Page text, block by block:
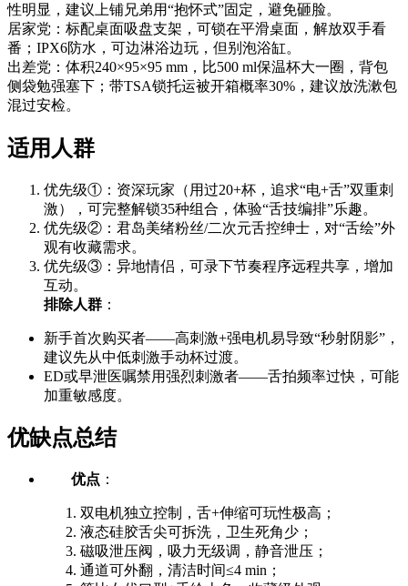
性明显，建议上铺兄弟用“抱怀式”固定，避免砸脸。
居家党：标配桌面吸盘支架，可锁在平滑桌面，解放双手看
番；IPX6防水，可边淋浴边玩，但别泡浴缸。
出差党：体积240×95×95 mm，比500 ml保温杯大一圈，背包
侧袋勉强塞下；带TSA锁托运被开箱概率30%，建议放洗漱包
混过安检。
适用人群
优先级①：资深玩家（用过20+杯，追求“电+舌”双重刺
激），可完整解锁35种组合，体验“舌技编排”乐趣。
优先级②：君岛美绪粉丝/二次元舌控绅士，对“舌绘”外
观有收藏需求。
优先级③：异地情侣，可录下节奏程序远程共享，增加
互动。
排除人群 ：
新手首次购买者——高刺激+强电机易导致“秒射阴影”，
建议先从中低刺激手动杯过渡。
ED或早泄医嘱禁用强烈刺激者——舌拍频率过快，可能
加重敏感度。
优缺点总结
优点 ：
双电机独立控制，舌+伸缩可玩性极高；
液态硅胶舌尖可拆洗，卫生死角少；
磁吸泄压阀，吸力无级调，静音泄压；
通道可外翻，清洁时间≤4 min；